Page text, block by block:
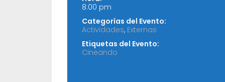
8:00 pm
Categorías del Evento:
Actividades, Externas
Etiquetas del Evento:
Cineando